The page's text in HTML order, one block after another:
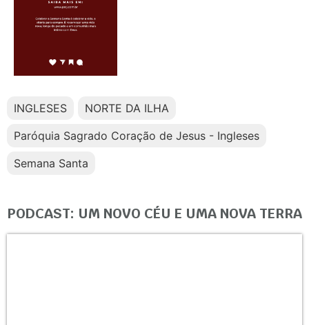
INGLESES
NORTE DA ILHA
Paróquia Sagrado Coração de Jesus - Ingleses
Semana Santa
PODCAST: UM NOVO CÉU E UMA NOVA TERRA